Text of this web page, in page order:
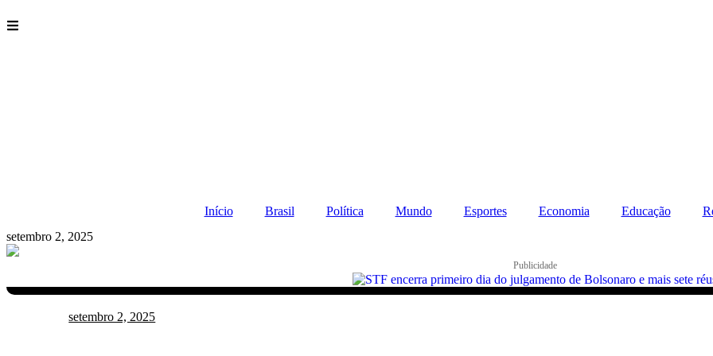
para
Início Brasil Política Mundo Esportes Economia Educação
setembro 2, 2025
Publicidade
setembro 2, 2025